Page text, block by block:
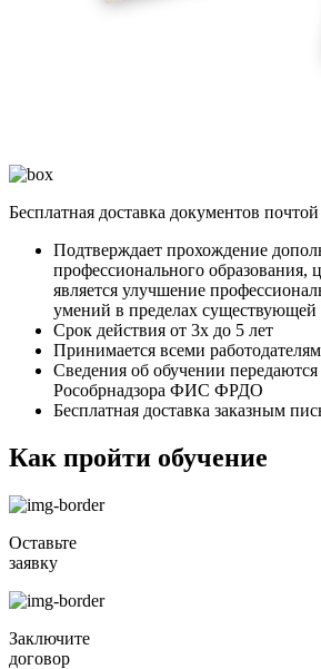
Бесплатная доставка документов
Подтверждает прохождение
профессионального образования,
является улучшение
умений в пределах
Срок действия от 3х до 5 лет
Принимается всеми
Сведения об обучении передаются
Рособрнадзора ФИС ФРДО
Бесплатная доставка заказным
Как пройти обучение
Оставьте
заявку
Заключите
договор